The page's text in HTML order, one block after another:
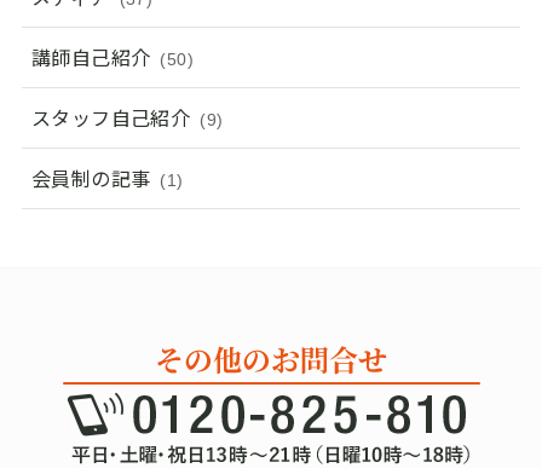
講師自己紹介 (50)
スタッフ自己紹介 (9)
会員制の記事 (1)